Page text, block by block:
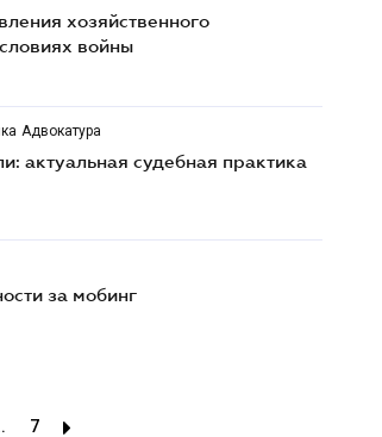
хозяйственного
войны
Адвокатура
актуальная судебная практика
за мобинг
7